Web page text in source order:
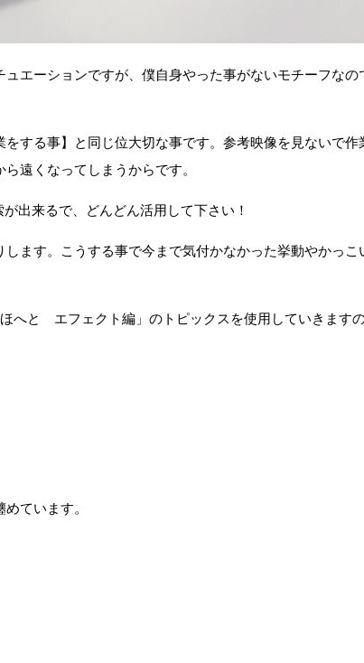
エーションですが、僕自身やった事がないモチーフな
する事】と同じ位大切な事です。参考映像を見ないで作
遠くなってしまうからです。
出来るで、どんどん活用して下さい！
ます。こうする事で今まで気付かなかった挙動やかっ
へと エフェクト編」のトピックスを使用していきます
ています。